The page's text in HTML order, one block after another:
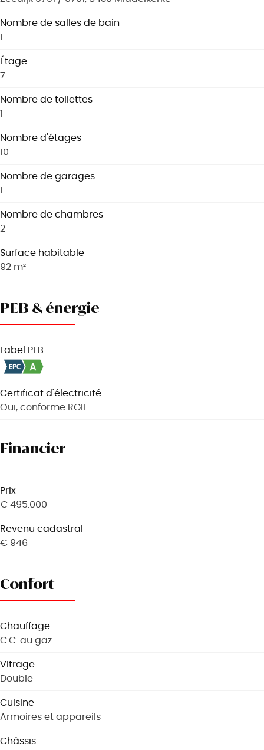
Nombre de salles de bain
1
Étage
7
Nombre de toilettes
1
Nombre d'étages
10
Nombre de garages
1
Nombre de chambres
2
Surface habitable
92 m²
PEB & énergie
Label PEB
Certificat d'électricité
Oui, conforme RGIE
Financier
Prix
€ 495.000
Revenu cadastral
€ 946
Confort
Chauffage
C.C. au gaz
Vitrage
Double
Cuisine
Armoires et appareils
Châssis